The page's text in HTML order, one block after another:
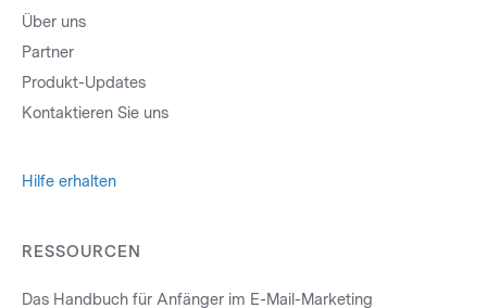
Über uns
Partner
Produkt-Updates
Kontaktieren Sie uns
Hilfe erhalten
RESSOURCEN
Das Handbuch für Anfänger im E-Mail-Marketing